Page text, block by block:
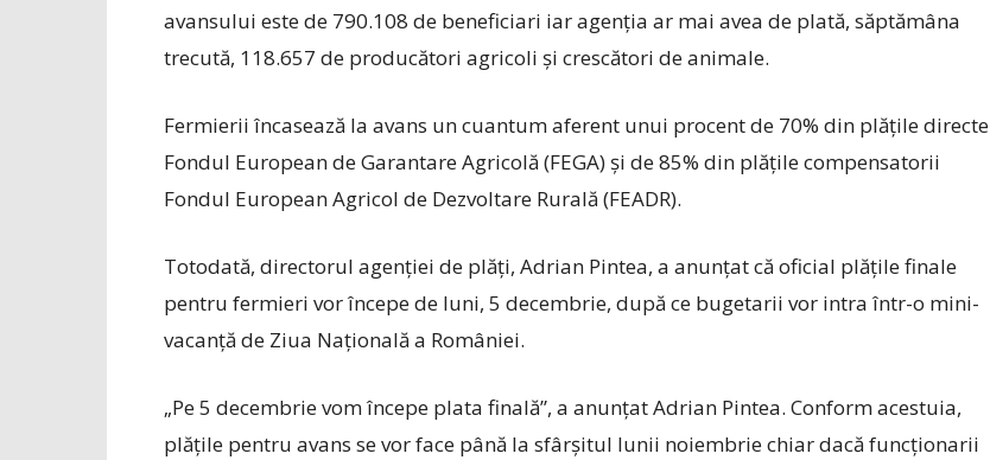
avansului este de 790.108 de beneficiari iar agenția ar mai avea de plată, săptămâna
trecută, 118.657 de producători agricoli și crescători de animale.
Fermierii încasează la avans un cuantum aferent unui procent de 70% din plățile directe
Fondul European de Garantare Agricolă (FEGA) și de 85% din plățile compensatorii
Fondul European Agricol de Dezvoltare Rurală (FEADR).
Totodată, directorul agenției de plăți, Adrian Pintea, a anunțat că oficial plățile finale
pentru fermieri vor începe de luni, 5 decembrie, după ce bugetarii vor intra într-o mini-
vacanță de Ziua Națională a României.
„Pe 5 decembrie vom începe plata finală”, a anunțat Adrian Pintea. Conform acestuia,
plățile pentru avans se vor face până la sfârșitul lunii noiembrie chiar dacă funcționarii